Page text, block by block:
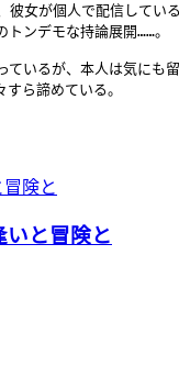
女が個人で配信してい
ンデモな持論展開……。
ているが、本人は気にも
ら諦めている。
と冒険と